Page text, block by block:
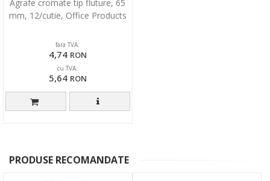
Agrafe cromate tip fluture, 65
mm, 12/cutie, Office Products
fara TVA:
4,74 RON
cu TVA:
5,64 RON
PRODUSE RECOMANDATE